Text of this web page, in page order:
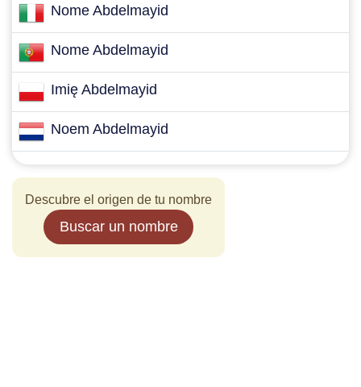
Nome Abdelmayid
Nome Abdelmayid
Imię Abdelmayid
Noem Abdelmayid
Descubre el origen de tu nombre
Buscar un nombre